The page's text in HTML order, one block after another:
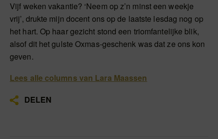
Vijf weken vakantie? ‘Neem op z’n minst een weekje
vrij’, drukte mijn docent ons op de laatste lesdag nog op
het hart. Op haar gezicht stond een triomfantelijke blik,
alsof dit het gulste Oxmas-geschenk was dat ze ons kon
geven.
Lees alle columns van Lara Maassen
DELEN